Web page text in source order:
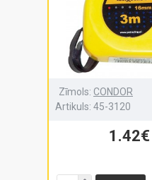
Zīmols: CONDOR
Artikuls: 45-3120
1.42€